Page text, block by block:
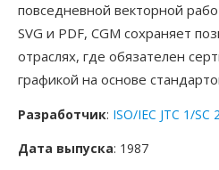
повседневной векторной
SVG и PDF, CGM сохраняет
отраслях, где обязателен
графикой на основе
Разработчик: ISO/IEC JTC 1/SC
Дата выпуска: 1987